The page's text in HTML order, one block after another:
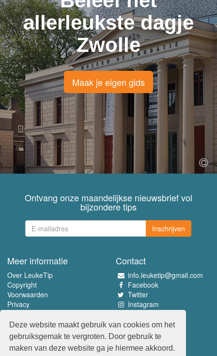
Deze website maakt gebruik van cookies om het
gebruiksgemak te vergroten. Door gebruik te
maken van deze website ga je hiermee akkoord.
allerleukste dagje
Zwolle
Maak je eigen gids
Ontvang onze maandelijkse nieuwsbrief vol
bijzondere tips
Inschrijven
Meer informatie
Over LeukeTip
Copyright
Voorwaarden
Privacy
Contact
info.leuketip@gmail.com
Facebook
Twitter
Instagram
Beleef het allerleukste
www.leuketip.nl